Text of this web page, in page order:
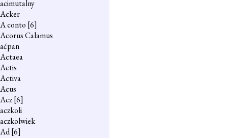
acimutalny
Acker
A conto [6]
Acorus Calamus
aćpan
Actaea
Actis
Activa
Acus
Acz[6]
aczkoli
aczkolwiek
Ad[6]